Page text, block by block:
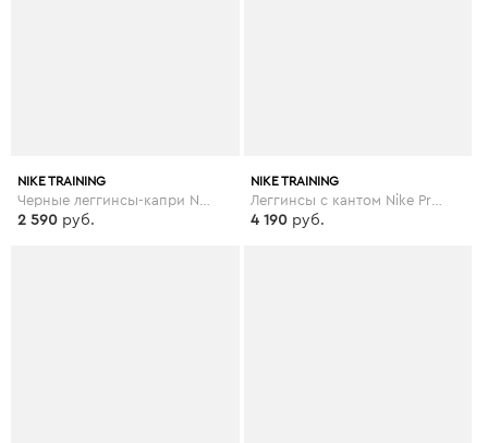
NIKE TRAINING
2 590 руб.
NIKE TRAINING
Леггинсы с кантом Nike Pro Training - Черный
4 190 руб.